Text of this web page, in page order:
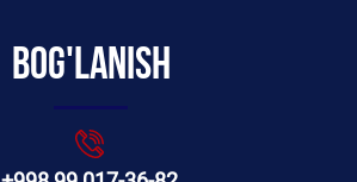
Bog'lanish